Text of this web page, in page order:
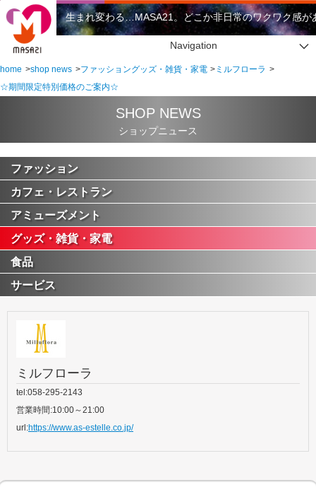
生まれ変わる…MASA21。どこか非日常のワクワク感
Navigation
home shop news ファッショングッズ・雑貨・家電
ミルフローラ
☆期間限定特別価格のご案内☆
SHOP NEWS
ショップニュース
ファッション
カフェ・レストラン
アミューズメント
グッズ・雑貨・家電
食品
サービス
ミルフローラ
tel:058-295-2143
営業時間:10:00～21:00
url:https://www.as-estelle.co.jp/